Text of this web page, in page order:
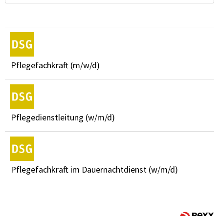
Pflegefachkraft (m/w/d)
Pflegedienstleitung (w/m/d)
Pflegefachkraft im Dauernachtdienst (w/m/d)